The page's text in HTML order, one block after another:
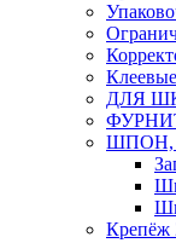
ДЛЯ
ШПОН,
Крепёж